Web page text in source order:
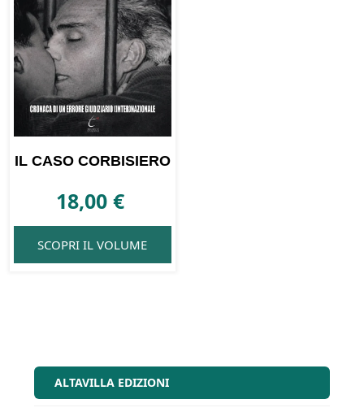
IL CASO CORBISIERO
18,00€
SCOPRI IL VOLUME
ALTAVILLA EDIZIONI